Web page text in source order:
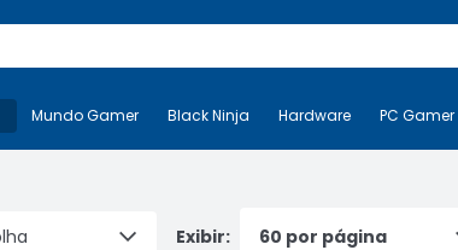
Mais-v- Mundo Gamer Black Ninja Hardware
Mundo Gamer Black Ninja Hardware PC Gamer
Exibir: